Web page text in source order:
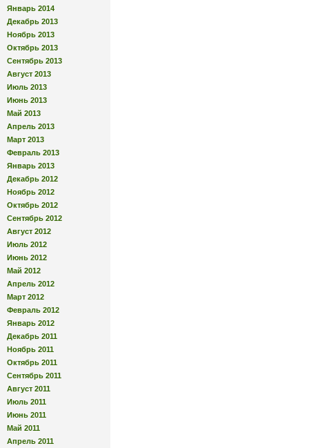
Январь 2014
Декабрь 2013
Ноябрь 2013
Октябрь 2013
Сентябрь 2013
Август 2013
Июль 2013
Июнь 2013
Май 2013
Апрель 2013
Март 2013
Февраль 2013
Январь 2013
Декабрь 2012
Ноябрь 2012
Октябрь 2012
Сентябрь 2012
Август 2012
Июль 2012
Июнь 2012
Май 2012
Апрель 2012
Март 2012
Февраль 2012
Январь 2012
Декабрь 2011
Ноябрь 2011
Октябрь 2011
Сентябрь 2011
Август 2011
Июль 2011
Июнь 2011
Май 2011
Апрель 2011